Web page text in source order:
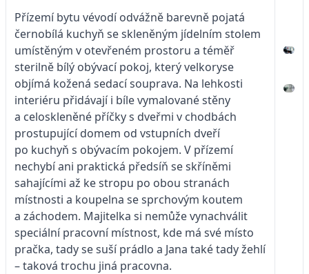
Přízemí bytu vévodí odvážně barevně pojatá
černobílá kuchyň se skleněným jídelním stolem
umístěným v otevřeném prostoru a téměř
sterilně bílý obývací pokoj, který velkoryse
objímá kožená sedací souprava. Na lehkosti
interiéru přidávají i bíle vymalované stěny
a celoskleněné příčky s dveřmi v chodbách
prostupující domem od vstupních dveří
po kuchyň s obývacím pokojem. V přízemí
nechybí ani praktická předsíň se skříněmi
sahajícími až ke stropu po obou stranách
místnosti a koupelna se sprchovým koutem
a záchodem. Majitelka si nemůže vynachválit
speciální pracovní místnost, kde má své místo
pračka, tady se suší prádlo a Jana také tady žehlí
– taková trochu jiná pracovna.